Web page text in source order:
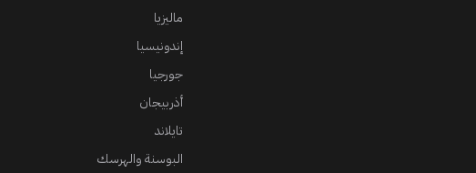
ماليزيا
إندونيسيا
جورجيا
أذربيجان
تايلاند
البوسنة والهرسك